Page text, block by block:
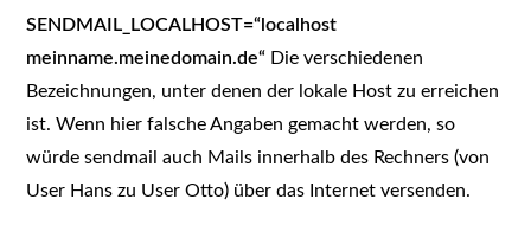
SENDMAIL_LOCALHOST=“localhost
meinname.meinedomain.de“ Die verschiedenen
Bezeichnungen, unter denen der lokale Host zu erreichen
ist. Wenn hier falsche Angaben gemacht werden, so
würde sendmail auch Mails innerhalb des Rechners (von
User Hans zu User Otto) über das Internet versenden.